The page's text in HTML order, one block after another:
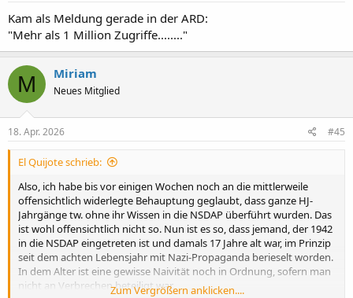
:
Kam als Meldung gerade in der ARD:
"Mehr als 1 Million Zugriffe........"
M Miriam
Neues Mitglied
18. Apr. 2026 #45
El Quijote schrieb:
Also, ich habe bis vor einigen Wochen noch an die mittlerweile
offensichtlich widerlegte Behauptung geglaubt, dass ganze HJ-
Jahrgänge tw. ohne ihr Wissen in die NSDAP überführt wurden. Das
ist wohl offensichtlich nicht so. Nun ist es so, dass jemand, der 1942
in die NSDAP eingetreten ist und damals 17 Jahre alt war, im Prinzip
seit dem achten Lebensjahr mit Nazi-Propaganda berieselt worden.
In dem Alter ist eine gewisse Naivität noch in Ordnung, sofern man
nicht an Verbrechen beteiligt war.Zum Vergrößern anklicken....